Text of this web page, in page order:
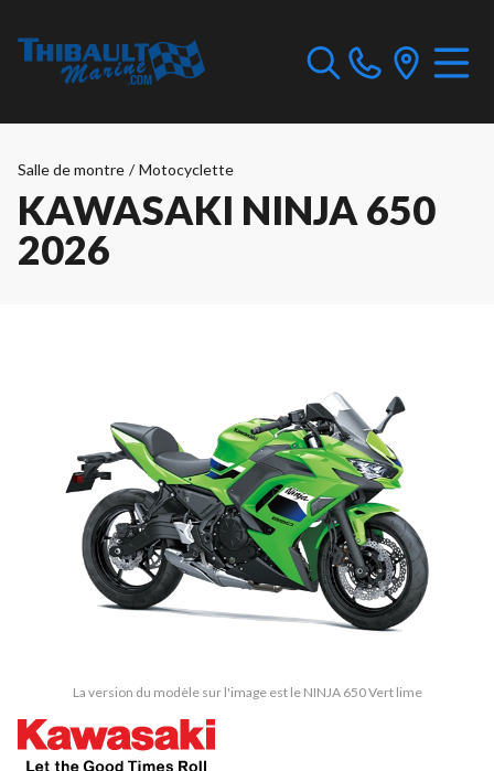
Salle de montre / Motocyclette
KAWASAKI NINJA 650
2026
La version du modèle sur l'image est le NINJA 650 Vert lime